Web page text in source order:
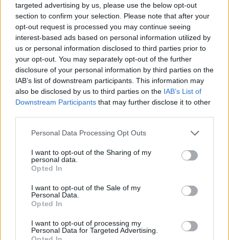
targeted advertising by us, please use the below opt-out
section to confirm your selection. Please note that after your
opt-out request is processed you may continue seeing
interest-based ads based on personal information utilized by
us or personal information disclosed to third parties prior to
your opt-out. You may separately opt-out of the further
disclosure of your personal information by third parties on the
IAB’s list of downstream participants. This information may
also be disclosed by us to third parties on the IAB’s List of
Downstream Participants that may further disclose it to other
Please note that this website/app uses one or more Google
not limited to your visit or usage behaviour. You may click to
grant or deny consent to Google and its third-party tags to
use your data for below specified purposes in below Google
consent section.
Personal Data Processing Opt Outs
I want to opt-out of the Sharing of my
personal data.
Opted In
I want to opt-out of the Sale of my
Personal Data.
Opted In
I want to opt-out of processing my
Personal Data for Targeted Advertising.
Exkluzív: A magyar válogatottat
választaná a Manchester City fiatalja
- a háttér
UTÁNPÓTLÁS-VÁLOGATOTTAK
Fontos pozícióba került az MLSZ-nél a
DAC-tól távozó magyar edző -
hivatalos
A DAC-tól elküldött magyar edző
„Szeretem ezt az országot és a